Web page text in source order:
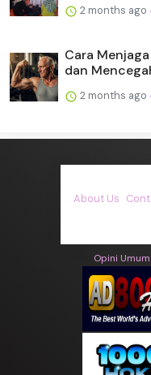
2 months ago
Cara
dan
2 months ago
About Us
Opini Umum